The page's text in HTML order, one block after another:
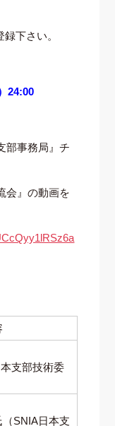
下さい。
24:00
部事務局』チ
会』の動画を
支部技術委
SNIA日本支